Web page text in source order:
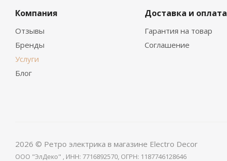
Компания
Отзывы
Бренды
Услуги
Блог
Доставка и оплата
Гарантия на товар
Соглашение
2026 © Ретро электрика в магазине Electro Decor
ООО "ЭлДеко" , ИНН: 7716892570, ОГРН: 1187746128646